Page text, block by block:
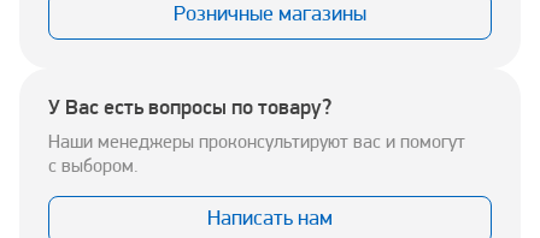
Розничные магазины
У Вас есть вопросы по товару?
Наши менеджеры проконсультируют вас и помогут
с выбором.
Написать нам